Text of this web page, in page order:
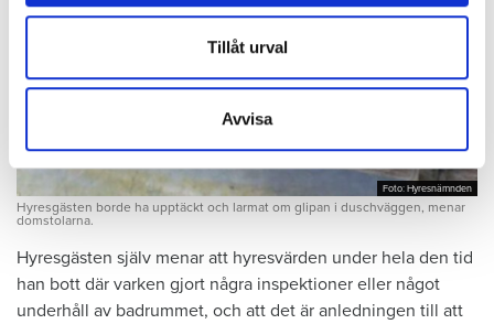
annons- och analysföretag som vi samarbetar med.
Dessa kan i sin tur kombinera informationen med annan
samlat in när du har använt deras tjänster.
Tillåt urval
Avvisa
Foto: Hyresnämnden
Foto: Hyresnämnden
Hyresgästen borde ha upptäckt och larmat om glipan i duschväggen, menar
domstolarna.
Hyresgästen själv menar att hyresvärden under hela den tid
han bott där varken gjort några inspektioner eller något
underhåll av badrummet, och att det är anledningen till att